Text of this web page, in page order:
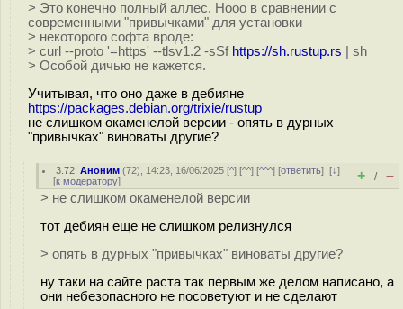
> Это конечно полный аллес. Нооо в сравнении с
современными "привычками" для установки
> некоторого софта вроде:
> curl --proto '=https' --tlsv1.2 -sSf https://sh.rustup.rs | sh
> Особой дичью не кажется.
Учитывая, что оно даже в дебияне
https://packages.debian.org/trixie/rustup
не слишком окаменелой версии - опять в дурных
"привычках" виноваты другие?
3.72 ,Аноним (72), 14:23, 16/06/2025 [^] [^^] [^^^] [ответить][↓]
[к модератору] + / –
> не слишком окаменелой версии
тот дебиян еще не слишком релизнулся
> опять в дурных "привычках" виноваты другие?
ну таки на сайте раста так первым же делом написано, а
они небезопасного не посоветуют и не сделают